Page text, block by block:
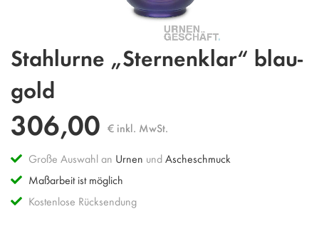
Anfang
Bildgalerie
springen
Stahlurne „Sternenklar“ blau-
gold
306,00 € inkl. MwSt.
Große Auswahl an Urnen undAscheschmuck
Maßarbeit ist möglich
Kostenlose Rücksendung